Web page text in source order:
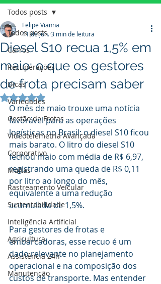
Todos posts
Carros
Recuperações
Dicas
Variedades
Gestão de Frotas
Videotelemetria Avançada
Corporativo
Multas
Rastreamento Veicular
Sustentabilidade
Inteligência Artificial
Agricultura
Assistência 24h
Manutenção
Todos posts
Diesel S10 recua 1,5% em
maio: o que os gestores
de frota precisam saber
Felipe Vianna
11 de jun.3 min de leitura
Avaliado com NaN de 5 estrelas.
O mês de maio trouxe uma notícia
favorável para as operações
logísticas no Brasil: o diesel S10 ficou
mais barato. O litro do diesel S10
fechou maio com média de R$ 6,97,
registrando uma queda de R$ 0,11
por litro ao longo do mês,
equivalente a uma redução
acumulada de 1,5%.
Para gestores de frotas e
embarcadoras, esse recuo é um
dado relevante no planejamento
operacional e na composição dos
custos de transporte. Mas entender